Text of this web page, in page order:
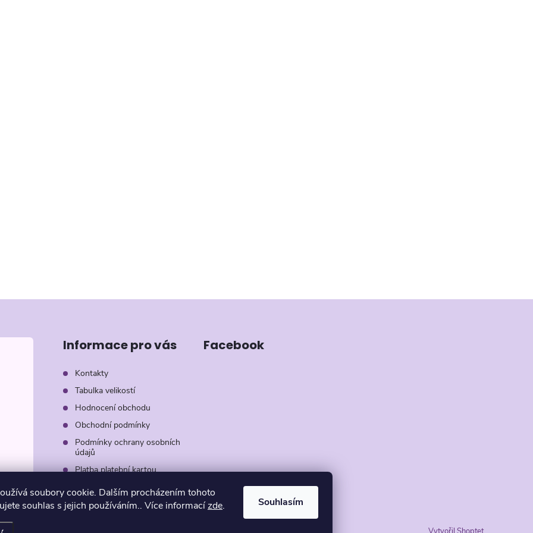
soubory cookie. Dalším procházením tohoto
souhlas s jejich používáním.. Více informacízde. Souhlasím
Informace pro vás
Kontakty
Tabulka velikostí
Hodnocení obchodu
Obchodní podmínky
Podmínky ochrany osobních
údajů
Platba platební kartou
Záruka AVON
Facebook